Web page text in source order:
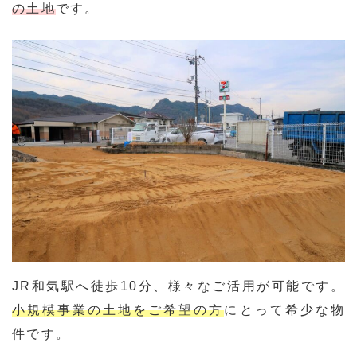
の土地です。
JR和気駅へ徒歩10分、様々なご活用が可能です。
小規模事業の土地をご希望の方にとって希少な物
件です。